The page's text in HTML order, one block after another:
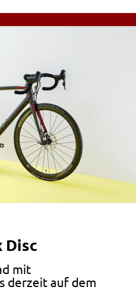
Disc
mit
derzeit auf dem